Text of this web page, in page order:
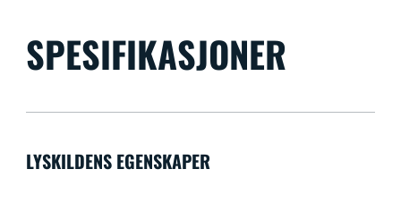
SPESIFIKASJONER
LYSKILDENS EGENSKAPER